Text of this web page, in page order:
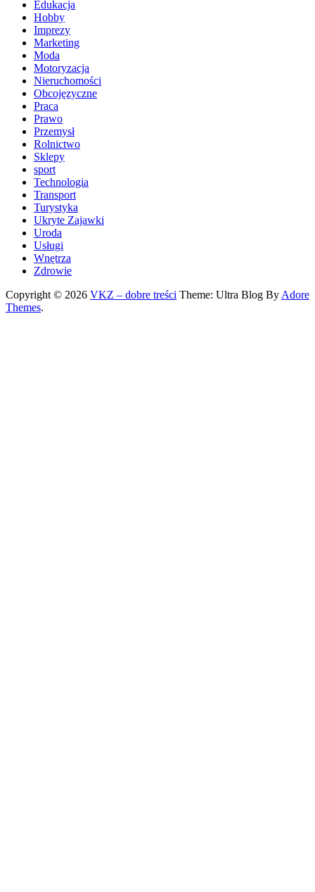
Edukacja
Hobby
Imprezy
Marketing
Moda
Motoryzacja
Nieruchomości
Obcojęzyczne
Praca
Prawo
Przemysł
Rolnictwo
Sklepy
sport
Technologia
Transport
Turystyka
Ukryte Zajawki
Uroda
Usługi
Wnętrza
Zdrowie
Copyright © 2026 VKZ – dobre treści Theme: Ultra Blog By Adore
Themes.